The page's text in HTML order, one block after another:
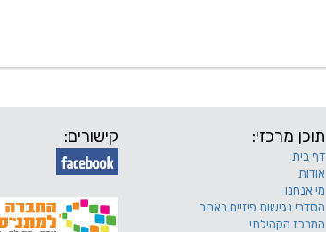
תוכן מרכזי:
דף בית
אודות
מי אנחנו
הסדרי נגישות פיזיים באתר
המרכז הקהילתי
קישורים: